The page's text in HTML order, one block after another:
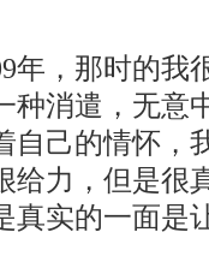
，那时的我
种消遣，无意
自己的情怀，
给力，但是很
真实的一面是